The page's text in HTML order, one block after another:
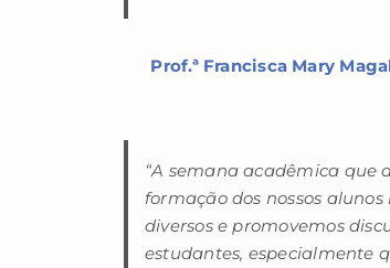
Prof.ª Francisca Mary
“A semana acadêmica que
formação dos nossos
diversos e promovemos
estudantes, especialmente